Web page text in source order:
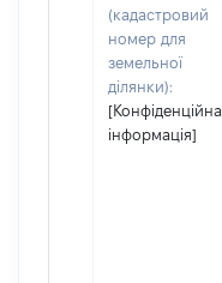
(кадастровий
номер для
земельної
ділянки):
[Конфіденційна
інформація]